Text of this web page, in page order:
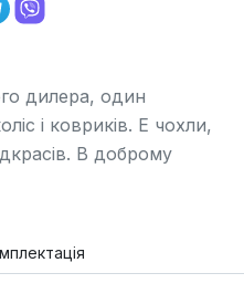
дилера, один
і ковриків. Е чохли,
В доброму